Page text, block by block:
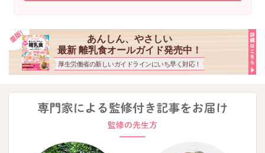
あんしん、やさしい
最新 離乳食オールガイド発売中！
厚生労働省の新しいガイドラインにいち早く対応！